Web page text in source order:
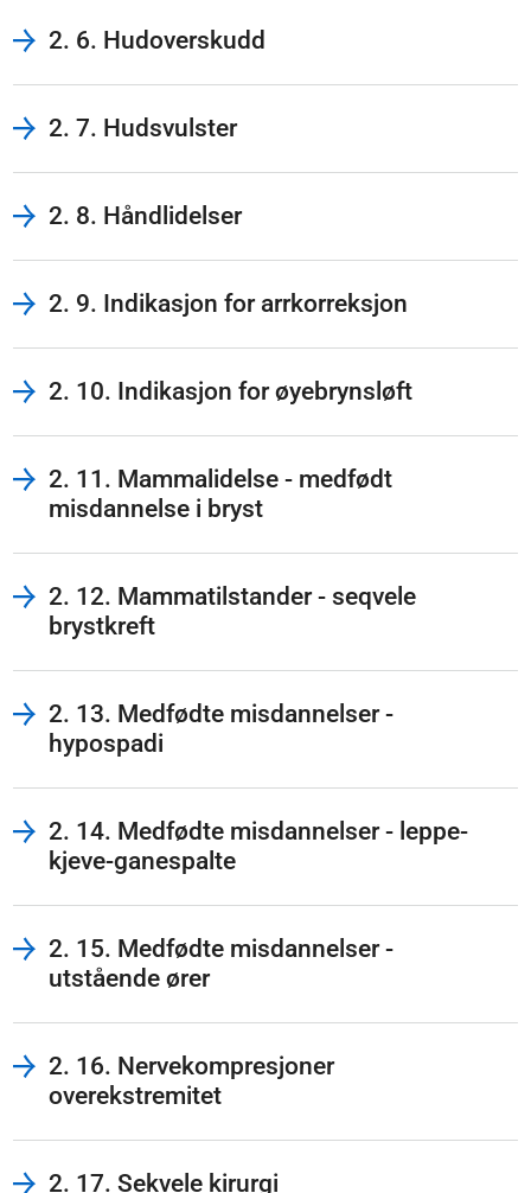
2. 6. Hudoverskudd
2. 7. Hudsvulster
2. 8. Håndlidelser
2. 9. Indikasjon for arrkorreksjon
2. 10. Indikasjon for øyebrynsløft
2. 11. Mammalidelse - medfødt
misdannelse i bryst
2. 12. Mammatilstander - seqvele
brystkreft
2. 13. Medfødte misdannelser -
hypospadi
2. 14. Medfødte misdannelser - leppe-
kjeve-ganespalte
2. 15. Medfødte misdannelser -
utstående ører
2. 16. Nervekompresjoner
overekstremitet
2. 17. Sekvele kirurgi